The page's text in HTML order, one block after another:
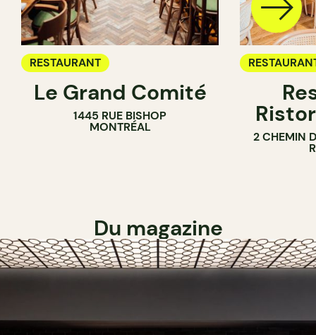
RESTAURANT
Le Grand Comité
1445 RUE BISHOP
MONTRÉAL
2 CHEMIN
Du magazine